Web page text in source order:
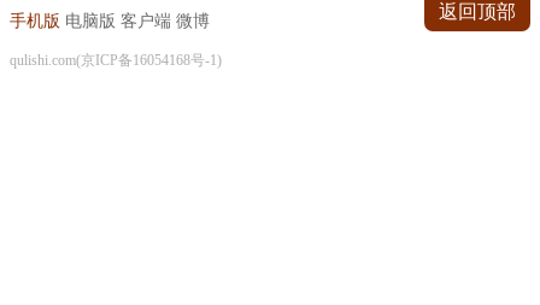
手机版 电脑版 客户端 微博
qulishi.com(京ICP备16054168号-1)
返回顶部